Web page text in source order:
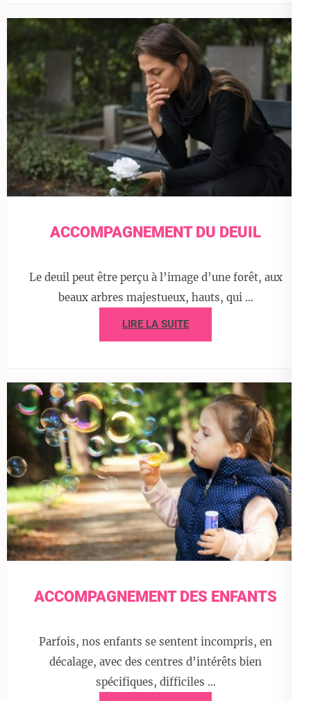
ACCOMPAGNEMENT DU DEUIL
Le deuil peut être perçu à l’image d’une forêt, aux
beaux arbres majestueux, hauts, qui …
LIRE LA SUITE
ACCOMPAGNEMENT DES ENFANTS
Parfois, nos enfants se sentent incompris, en
décalage, avec des centres d’intérêts bien
spécifiques, difficiles …